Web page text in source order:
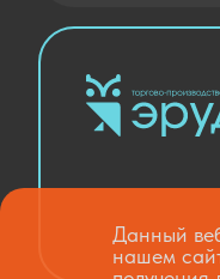
Данный
нашем